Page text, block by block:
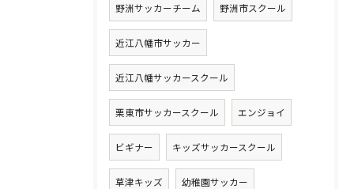
野洲サッカーチーム 野洲市スクール
近江八幡市サッカー
近江八幡サッカースクール
栗東市サッカースクール エンジョイ
ビギナー キッズサッカースクール
草津キッズ 幼稚園サッカー